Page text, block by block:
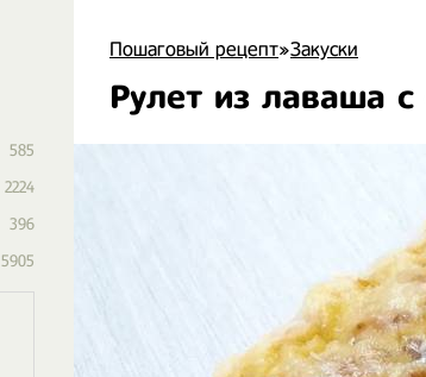
Пошаговый рецепт»Закуски
Рулет из лаваша
585
2224
396
5905